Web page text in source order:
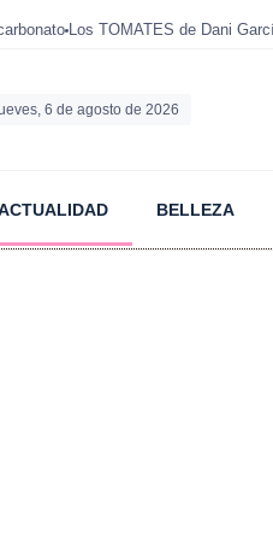
Los TOMATES de Dani
6 de agosto de 2026
BELLEZA